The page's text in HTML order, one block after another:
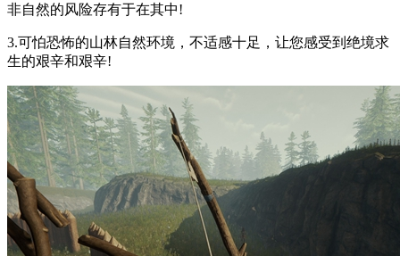
非自然的风险存有于在其中!
3.可怕恐怖的山林自然环境，不适感十足，让您感受到绝境求
生的艰辛和艰辛!